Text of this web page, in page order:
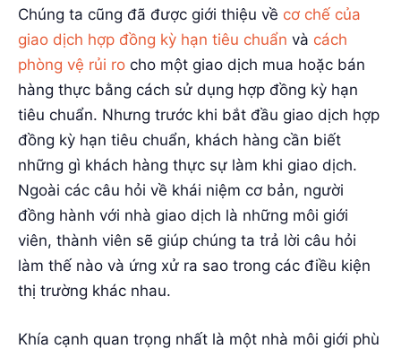
Chúng ta cũng đã được giới thiệu về cơ chế của
giao dịch hợp đồng kỳ hạn tiêu chuẩn và cách
phòng vệ rủi ro cho một giao dịch mua hoặc bán
hàng thực bằng cách sử dụng hợp đồng kỳ hạn
tiêu chuẩn. Nhưng trước khi bắt đầu giao dịch hợp
đồng kỳ hạn tiêu chuẩn, khách hàng cần biết
những gì khách hàng thực sự làm khi giao dịch.
Ngoài các câu hỏi về khái niệm cơ bản, người
đồng hành với nhà giao dịch là những môi giới
viên, thành viên sẽ giúp chúng ta trả lời câu hỏi
làm thế nào và ứng xử ra sao trong các điều kiện
thị trường khác nhau.
Khía cạnh quan trọng nhất là một nhà môi giới phù